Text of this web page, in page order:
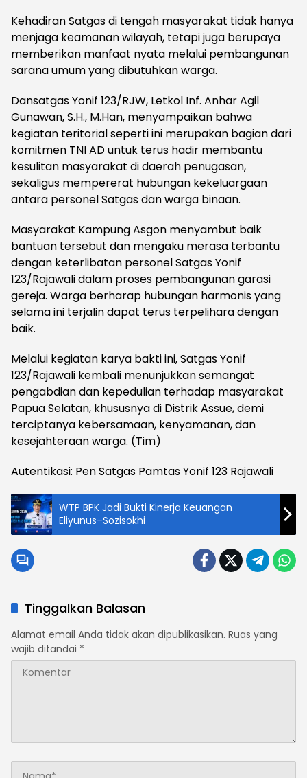
Kehadiran Satgas di tengah masyarakat tidak hanya
menjaga keamanan wilayah, tetapi juga berupaya
memberikan manfaat nyata melalui pembangunan
sarana umum yang dibutuhkan warga.
Dansatgas Yonif 123/RJW, Letkol Inf. Anhar Agil
Gunawan, S.H., M.Han, menyampaikan bahwa
kegiatan teritorial seperti ini merupakan bagian dari
komitmen TNI AD untuk terus hadir membantu
kesulitan masyarakat di daerah penugasan,
sekaligus mempererat hubungan kekeluargaan
antara personel Satgas dan warga binaan.
Masyarakat Kampung Asgon menyambut baik
bantuan tersebut dan mengaku merasa terbantu
dengan keterlibatan personel Satgas Yonif
123/Rajawali dalam proses pembangunan garasi
gereja. Warga berharap hubungan harmonis yang
selama ini terjalin dapat terus terpelihara dengan
baik.
Melalui kegiatan karya bakti ini, Satgas Yonif
123/Rajawali kembali menunjukkan semangat
pengabdian dan kepedulian terhadap masyarakat
Papua Selatan, khususnya di Distrik Assue, demi
terciptanya kebersamaan, kenyamanan, dan
kesejahteraan warga. (Tim)
Autentikasi: Pen Satgas Pamtas Yonif 123 Rajawali
WTP BPK Jadi Bukti Kinerja Keuangan
Eliyunus–Sozisokhi
Tinggalkan Balasan
Alamat email Anda tidak akan dipublikasikan. Ruas yang
wajib ditandai *